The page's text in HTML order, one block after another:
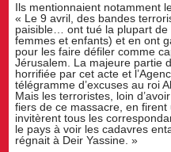
Ils mentionnaient notamment
« Le 9 avril, des bandes
paisible… ont tué la plupart de
femmes et enfants) et en ont
pour les faire défiler comme
Jérusalem. La majeure partie
horrifiée par cet acte et
télégramme d’excuses au roi
Mais les terroristes, loin
fiers de ce massacre, en
invitèrent tous les
le pays à voir les cadavres
régnait à Deir Yassine. »